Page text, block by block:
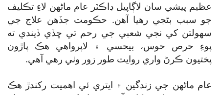
عظيم پيشي سان لاڳاپيل ڊاڪٽر عام ماڻهن لاءِ تڪليف
جو سبب بڻجي رهيا آهن. حڪومت جڏهن علاج جي
سهولتن کي نجي شعبي جي رحم تي ڇڏي ڏيندي ته
پوءِ حرص حوس، بيحسي ۽ لاپرواهي هڪ پاڙون
پختيون ڪرڻ واري روايت طور زور وٺي رهي آهي.
عام ماڻهن جي زندگين ۾ ايتري ئي اهميت رکندڙ هڪ